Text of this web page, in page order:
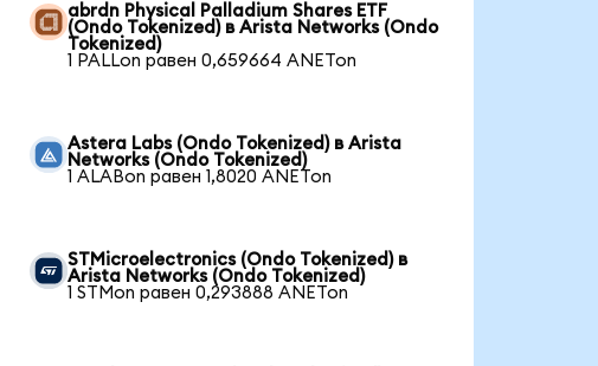
abrdn Physical Palladium Shares ETF
(Ondo Tokenized) в Arista Networks (Ondo
Tokenized)
1 PALLon равен 0,659664 ANETon
Astera Labs (Ondo Tokenized) в Arista
Networks (Ondo Tokenized)
1 ALABon равен 1,8020 ANETon
STMicroelectronics (Ondo Tokenized) в
Arista Networks (Ondo Tokenized)
1 STMon равен 0,293888 ANETon